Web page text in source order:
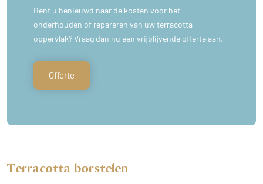
Bent u benieuwd naar de kosten voor het
onderhouden of repareren van uw terracotta
oppervlak? Vraag dan nu een vrijblijvende offerte aan.
Offerte
Terracotta borstelen